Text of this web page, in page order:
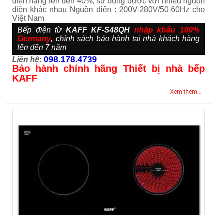
điện khác nhau Nguồn điện : 200V-280V/50-60Hz cho
Việt Nam
Bếp điện từ KAFF KF-S48QH nhập khẩu 100%
Germany, chính sách bảo hành tại nhà khách hàng
lên đến 7 năm
Liên hệ: 098.178.4739
Bảo hành chính hãng Thiết bị nhà bếp
KAFF
Xem thêm...